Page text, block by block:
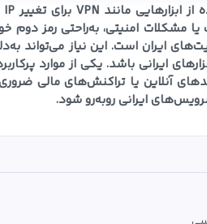
مشکلات امنیتی، به‌راحتی رمز دوم
ایران است. این نیاز می‌تواند
ایرانی باشد. یکی از موارد
آنلاین یا تراکنش‌های مالی